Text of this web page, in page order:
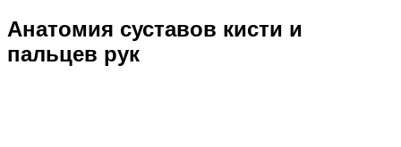
Анатомия суставов кисти и
пальцев рук